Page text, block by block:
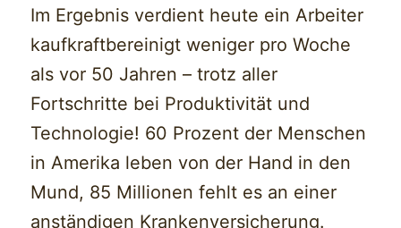
Im Ergebnis verdient heute ein Arbeiter
kaufkraftbereinigt weniger pro Woche
als vor 50 Jahren – trotz aller
Fortschritte bei Produktivität und
Technologie! 60 Prozent der Menschen
in Amerika leben von der Hand in den
Mund, 85 Millionen fehlt es an einer
anständigen Krankenversicherung.